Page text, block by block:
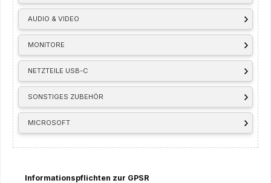
AUDIO & VIDEO
MONITORE
NETZTEILE USB-C
SONSTIGES ZUBEHÖR
MICROSOFT
Informationspflichten zur GPSR